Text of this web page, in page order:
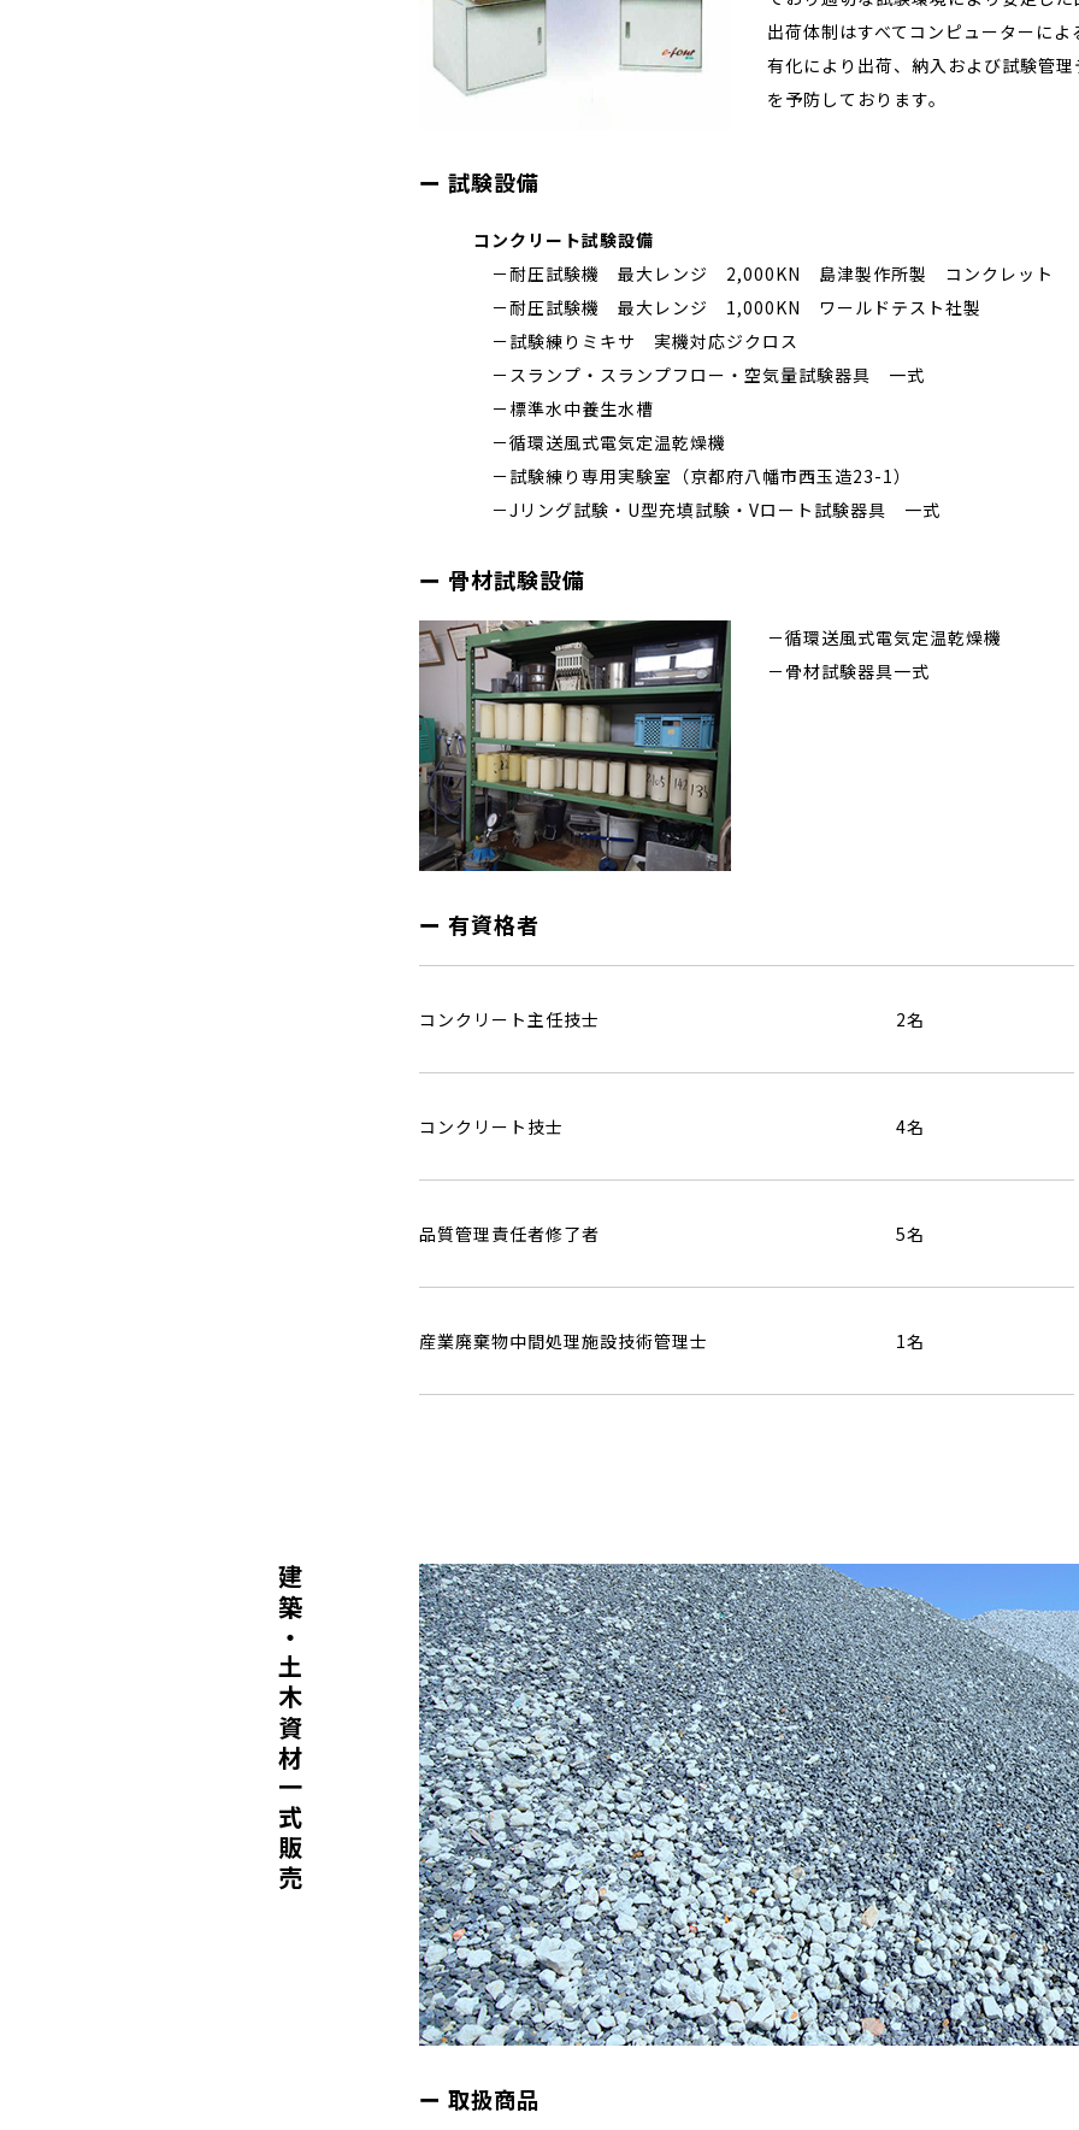
出荷体制はすべてコンピューターに
有化により出荷、納入および試験管
を予防しております。
試験設備
コンクリート試験設備
－耐圧試験機 最大レンジ 2,000KN 島津製作所製 コンクレット
－耐圧試験機 最大レンジ 1,000KN ワールドテスト社製
－試験練りミキサ 実機対応ジクロス
－スランプ・スランプフロー・空気量試験器具 一式
－標準水中養生水槽
－循環送風式電気定温乾燥機
－試験練り専用実験室（京都府八幡市西玉造23-1）
－Jリング試験・U型充填試験・Vロート試験器具 一式
骨材試験設備
－循環送風式電気定温乾燥機
－骨材試験器具一式
有資格者
コンクリート主任技士 2名
コンクリート技士 4名
品質管理責任者修了者 5名
産業廃棄物中間処理施設技術管理士 1名
建築・土木資材一式販売
取扱商品